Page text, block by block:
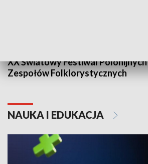
XX Światowy Festiwal Polonijnych
Zespołów Folklorystycznych
NAUKA I EDUKACJA